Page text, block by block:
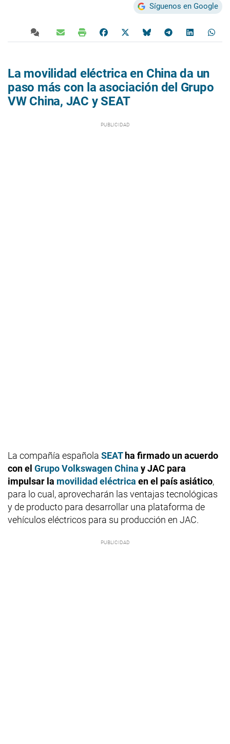
Síguenos en Google
La movilidad eléctrica en China da un
paso más con la asociación del Grupo
VW China, JAC y SEAT
La compañía española SEATha firmado un acuerdo
con el Grupo Volkswagen China y JAC para
impulsar la movilidad eléctrica en el país asiático,
para lo cual, aprovecharán las ventajas tecnológicas
y de producto para desarrollar una plataforma de
vehículos eléctricos para su producción en JAC.